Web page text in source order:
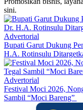
sini.
Advertorial
Bupati Garut Dukung
H.A. Rotinsulu
Advertorial
Festival Moci 2026,
Sambil “Moci Bareng”